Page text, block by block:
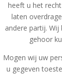
heeft u het
laten
andere partij.
gehoor
Mogen wij uw
u gegeven